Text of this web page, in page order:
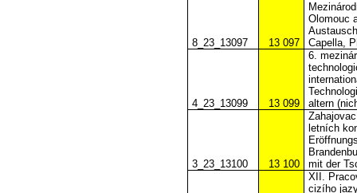
8_23_13097 13 097
Olomouc
Capella,
4_23_13099 13 099
6.
altern
3_23_13100 13 100
letních
mit der
XII.
cizího